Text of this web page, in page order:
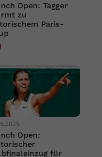
Open: Tagger
zu
Paris-
Open:
für